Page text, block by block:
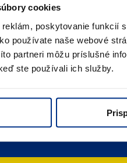
cookies
reklám, poskytovanie
používate naše webové
partneri môžu príslušné
ste používali ich služby.
kontakt
nám